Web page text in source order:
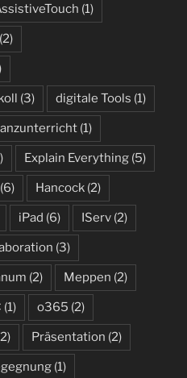
(1)
(2)
(3) digitale Tools (1)
(1)
Explain Everything (5)
(6) Hancock (2)
iPad (6) IServ (2)
(3)
(2) Meppen (2)
(1) o365 (2)
Präsentation (2)
(1)